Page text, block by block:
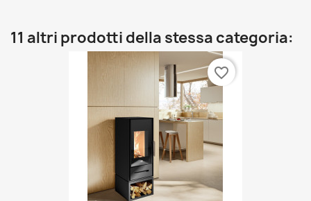
11 altri prodotti della stessa categoria:
favorite_border